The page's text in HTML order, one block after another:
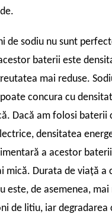
de sodiu nu sunt
baterii este
mai reduse.
concura cu
Dacă am folosi baterii
densitatea
a acestor
mică. Durata de viață a
este, de asemenea,
de litiu, iar degradarea